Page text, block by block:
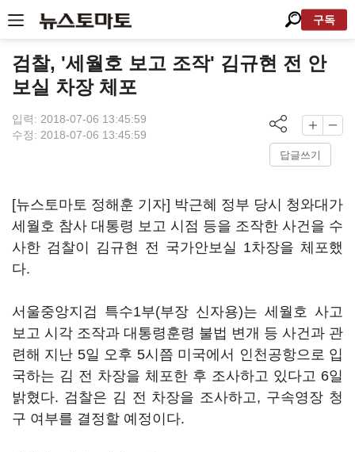
구독
검찰, '세월호 보고 조작' 김규현 전 안
보실 차장 체포
입력: 2018-07-06 13:45:59
수정: 2018-07-06 13:45:59
답글쓰기
[뉴스토마토 정해훈 기자] 박근혜 정부 당시 청와대가
세월호 참사 대통령 보고 시점 등을 조작한 사건을 수
사한 검찰이 김규현 전 국가안보실 1차장을 체포했
다.
서울중앙지검 특수1부(부장 신자용)는 세월호 사고
보고 시각 조작과 대통령훈령 불법 변개 등 사건과 관
련해 지난 5일 오후 5시쯤 미국에서 인천공항으로 입
국하는 김 전 차장을 체포한 후 조사하고 있다고 6일
밝혔다. 검찰은 김 전 차장을 조사하고, 구속영장 청
구 여부를 결정할 예정이다.